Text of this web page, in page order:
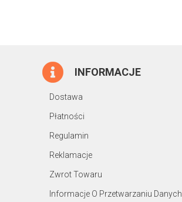
INFORMACJE
Dostawa
Płatności
Regulamin
Reklamacje
Zwrot Towaru
Informacje O Przetwarzaniu Danych